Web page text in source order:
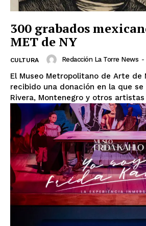
300 grabados
MET de NY
CULTURA Redacción La Torre News -
El Museo Metropolitano de Arte de
recibido una donación en la que
Rivera, Montenegro y otros artistas